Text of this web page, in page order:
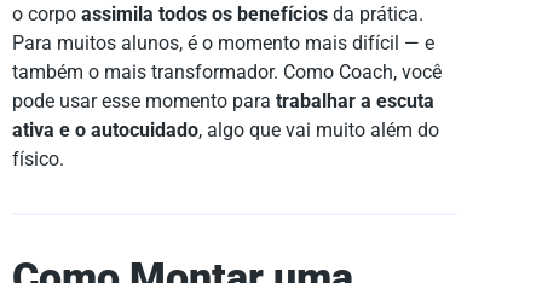
o corpo assimila todos os benefícios da prática.
Para muitos alunos, é o momento mais difícil — e
também o mais transformador. Como Coach, você
pode usar esse momento para trabalhar a escuta
ativa e o autocuidado, algo que vai muito além do
físico.